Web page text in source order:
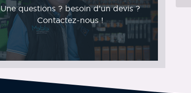
Une questions ? besoin d’un devis ?
Contactez-nous !